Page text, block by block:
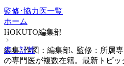
監修･協力医一覧
ホーム
表・計算
HOKUTO編集部
編集･作図：編集部､ 監修：所属
の専門医が複数在籍。最新トピ